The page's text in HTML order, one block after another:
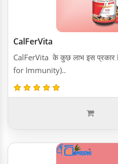
CalFerVita
CalFerVita के कुछ लाभ इस प्रकार
for Immunity)..